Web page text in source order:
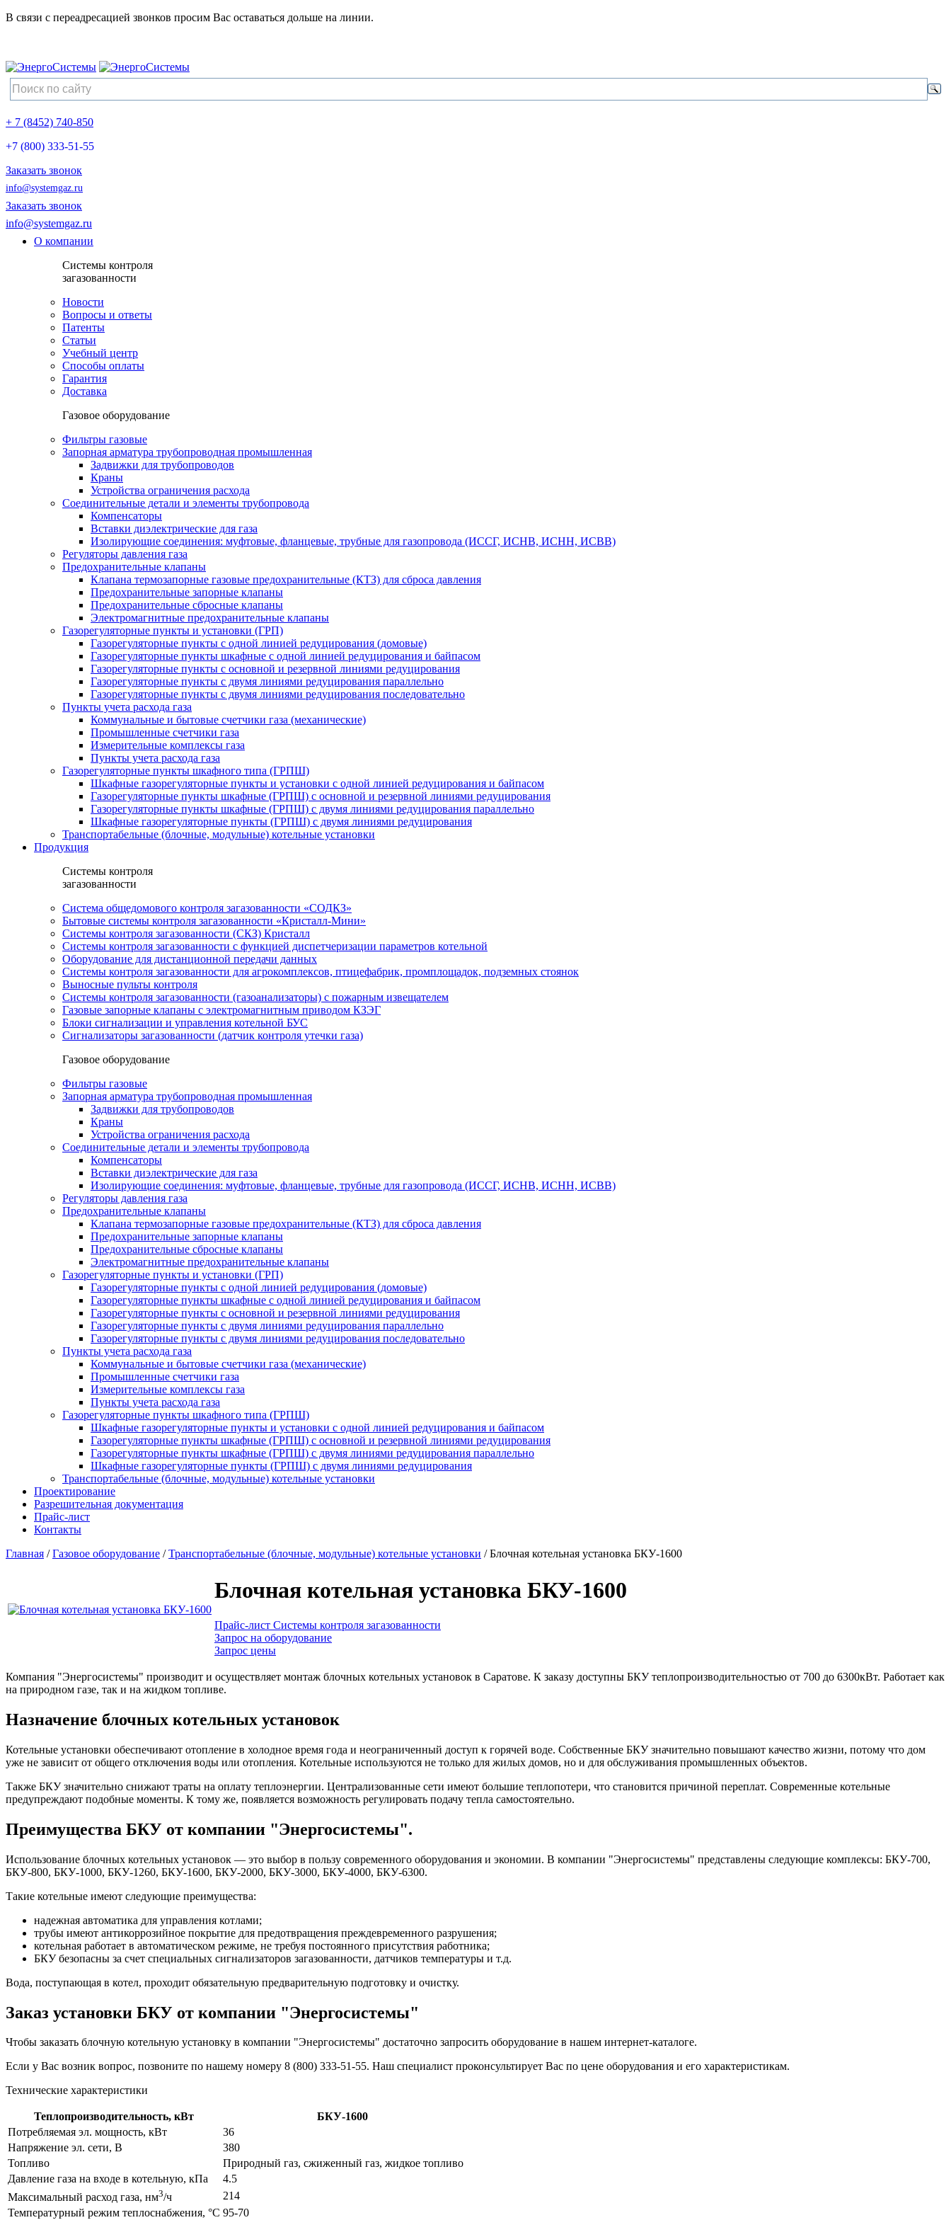
В связи с переадресацией звонков просим Вас оставаться дольше на линии.
+ 7 (8452) 740-850
+7 (800) 333-51-55
Заказать звонок
info@systemgaz.ru
Заказать звонок
info@systemgaz.ru
О компании
Системы контроля
загазованности
Новости
Вопросы и ответы
Патенты
Статьи
Учебный центр
Способы оплаты
Гарантия
Доставка
Газовое оборудование
Фильтры газовые
Запорная арматура трубопроводная промышленная
Задвижки для трубопроводов
Краны
Устройства ограничения расхода
Соединительные детали и элементы трубопровода
Компенсаторы
Вставки диэлектрические для газа
Изолирующие соединения: муфтовые, фланцевые, трубные для газопровода (ИССГ, ИСНВ, ИСНН, ИСВВ)
Регуляторы давления газа
Предохранительные клапаны
Клапана термозапорные газовые предохранительные (КТЗ) для сброса давления
Предохранительные запорные клапаны
Предохранительные сбросные клапаны
Электромагнитные предохранительные клапаны
Газорегуляторные пункты и установки (ГРП)
Газорегуляторные пункты с одной линией редуцирования (домовые)
Газорегуляторные пункты шкафные с одной линией редуцирования и байпасом
Газорегуляторные пункты с основной и резервной линиями редуцирования
Газорегуляторные пункты с двумя линиями редуцирования параллельно
Газорегуляторные пункты с двумя линиями редуцирования последовательно
Пункты учета расхода газа
Коммунальные и бытовые счетчики газа (механические)
Промышленные счетчики газа
Измерительные комплексы газа
Пункты учета расхода газа
Газорегуляторные пункты шкафного типа (ГРПШ)
Шкафные газорегуляторные пункты и установки c одной линией редуцирования и байпасом
Газорегуляторные пункты шкафные (ГРПШ) с основной и резервной линиями редуцирования
Газорегуляторные пункты шкафные (ГРПШ) с двумя линиями редуцирования параллельно
Шкафные газорегуляторные пункты (ГРПШ) c двумя линиями редуцирования
Транспортабельные (блочные, модульные) котельные установки
Продукция
Системы контроля
загазованности
Система общедомового контроля загазованности «СОДКЗ»
Бытовые системы контроля загазованности «Кристалл-Мини»
Системы контроля загазованности (СКЗ) Кристалл
Системы контроля загазованности с функцией диспетчеризации параметров котельной
Оборудование для дистанционной передачи данных
Системы контроля загазованности для агрокомплексов, птицефабрик, промплощадок, подземных стоянок
Выносные пульты контроля
Системы контроля загазованности (газоанализаторы) с пожарным извещателем
Газовые запорные клапаны с электромагнитным приводом КЗЭГ
Блоки сигнализации и управления котельной БУС
Сигнализаторы загазованности (датчик контроля утечки газа)
Газовое оборудование
Фильтры газовые
Запорная арматура трубопроводная промышленная
Задвижки для трубопроводов
Краны
Устройства ограничения расхода
Соединительные детали и элементы трубопровода
Компенсаторы
Вставки диэлектрические для газа
Изолирующие соединения: муфтовые, фланцевые, трубные для газопровода (ИССГ, ИСНВ, ИСНН, ИСВВ)
Регуляторы давления газа
Предохранительные клапаны
Клапана термозапорные газовые предохранительные (КТЗ) для сброса давления
Предохранительные запорные клапаны
Предохранительные сбросные клапаны
Электромагнитные предохранительные клапаны
Газорегуляторные пункты и установки (ГРП)
Газорегуляторные пункты с одной линией редуцирования (домовые)
Газорегуляторные пункты шкафные с одной линией редуцирования и байпасом
Газорегуляторные пункты с основной и резервной линиями редуцирования
Газорегуляторные пункты с двумя линиями редуцирования параллельно
Газорегуляторные пункты с двумя линиями редуцирования последовательно
Пункты учета расхода газа
Коммунальные и бытовые счетчики газа (механические)
Промышленные счетчики газа
Измерительные комплексы газа
Пункты учета расхода газа
Газорегуляторные пункты шкафного типа (ГРПШ)
Шкафные газорегуляторные пункты и установки c одной линией редуцирования и байпасом
Газорегуляторные пункты шкафные (ГРПШ) с основной и резервной линиями редуцирования
Газорегуляторные пункты шкафные (ГРПШ) с двумя линиями редуцирования параллельно
Шкафные газорегуляторные пункты (ГРПШ) c двумя линиями редуцирования
Транспортабельные (блочные, модульные) котельные установки
Проектирование
Разрешительная документация
Прайс-лист
Контакты
Главная / Газовое оборудование / Транспортабельные (блочные, модульные) котельные установки / Блочная котельная установка БКУ-1600
Блочная котельная установка БКУ-1600
Прайс-лист Системы контроля загазованности
Запрос на оборудование
Запрос цены
Компания "Энергосистемы" производит и осуществляет монтаж блочных котельных установок в Саратове. К заказу доступны БКУ теплопроизводительностью от 700 до 6300кВт. Работает как
на природном газе, так и на жидком топливе.
Назначение блочных котельных установок
Котельные установки обеспечивают отопление в холодное время года и неограниченный доступ к горячей воде. Собственные БКУ значительно повышают качество жизни, потому что дом
уже не зависит от общего отключения воды или отопления. Котельные используются не только для жилых домов, но и для обслуживания промышленных объектов.
Также БКУ значительно снижают траты на оплату теплоэнергии. Централизованные сети имеют большие теплопотери, что становится причиной переплат. Современные котельные
предупреждают подобные моменты. К тому же, появляется возможность регулировать подачу тепла самостоятельно.
Преимущества БКУ от компании "Энергосистемы".
Использование блочных котельных установок — это выбор в пользу современного оборудования и экономии. В компании "Энергосистемы" представлены следующие комплексы: БКУ-700,
БКУ-800, БКУ-1000, БКУ-1260, БКУ-1600, БКУ-2000, БКУ-3000, БКУ-4000, БКУ-6300.
Такие котельные имеют следующие преимущества:
надежная автоматика для управления котлами;
трубы имеют антикоррозийное покрытие для предотвращения преждевременного разрушения;
котельная работает в автоматическом режиме, не требуя постоянного присутствия работника;
БКУ безопасны за счет специальных сигнализаторов загазованности, датчиков температуры и т.д.
Вода, поступающая в котел, проходит обязательную предварительную подготовку и очистку.
Заказ установки БКУ от компании "Энергосистемы"
Чтобы заказать блочную котельную установку в компании "Энергосистемы" достаточно запросить оборудование в нашем интернет-каталоге.
Если у Вас возник вопрос, позвоните по нашему номеру 8 (800) 333-51-55. Наш специалист проконсультирует Вас по цене оборудования и его характеристикам.
Технические характеристики
Теплопроизводительность, кВт
БКУ-1600
Потребляемая эл. мощность, кВт
36
Напряжение эл. сети, В
380
Топливо
Природный газ, сжиженный газ, жидкое топливо
Давление газа на входе в котельную, кПа
4.5
Максимальный расход газа, нм3/ч
214
Температурный режим теплоснабжения, °С 95-70